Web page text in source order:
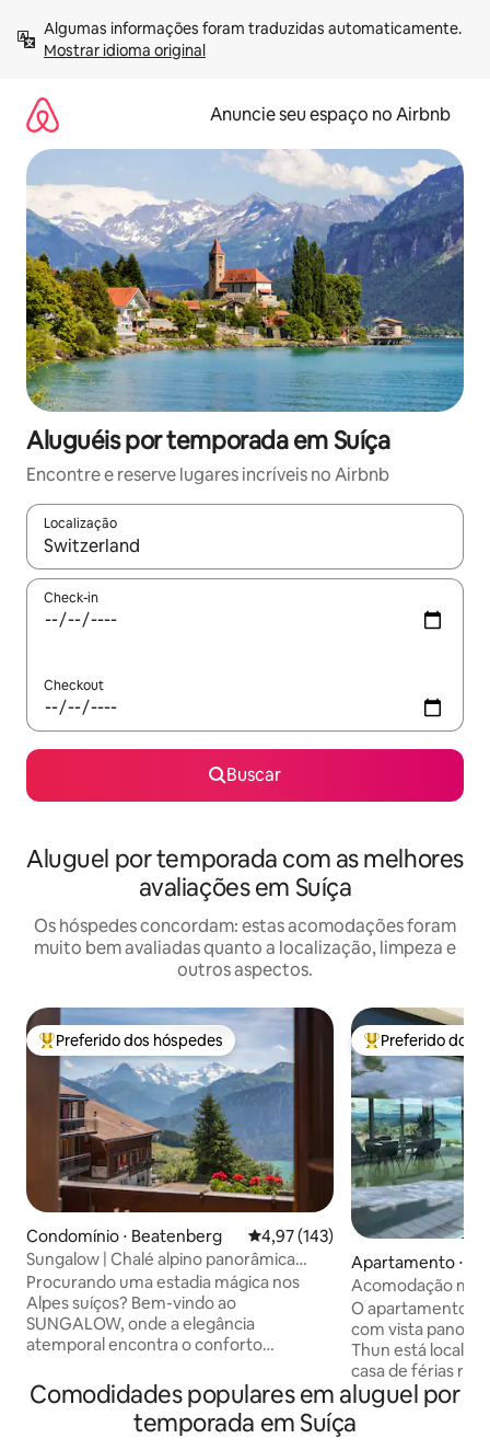
para
Mostrar idioma original
Anuncie seu espaço no Airbnb
Aluguéis por temporada em Suíça
Encontre e reserve lugares incríveis no Airbnb
Localização
Quando os resultados estiverem disponíveis, explore-os
Check-in
Checkout
Buscar
Aluguel por temporada com as melhores
avaliações em Suíça
Os hóspedes concordam: estas acomodações foram
muito bem avaliadas quanto a localização, limpeza e
outros aspectos.
Entre os melhores preferidos dos hóspedes
Preferido dos hóspedes
Condomínio ⋅ Beatenberg 4,97 de uma avaliação média de
4,97 (143)
Sungalow | Chalé alpino panorâmica
vintage-chique
Procurando uma estadia mágica nos
Alpes suíços? Bem-vindo ao
SUNGALOW, onde a elegância
atemporal encontra o conforto
2024, desfrute de uma cozinha gourmet
totalmente equipada, espaços de estar
elegantes e varanda envolvente com
Entre os
Preferido dos
Apartamento ⋅
Acomodação
panorâmica para
O apartamento
com vista
Thun está
casa de férias
reformada. Está
tranquila da vila
para excursões
Comodidades populares em aluguel por
temporada em Suíça